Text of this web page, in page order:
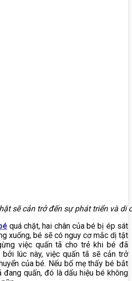
sẽ cản trở đến sự phát triển và di
quá chặt, hai chân của bé bị ép sát
xuống, bé sẽ có nguy cơ mắc dị tật
việc quấn tã cho trẻ khi bé đã
lúc này, việc quấn tã sẽ cản trở
của bé. Nếu bố mẹ thấy bé bắt
quấn, đó là dấu hiệu bé không